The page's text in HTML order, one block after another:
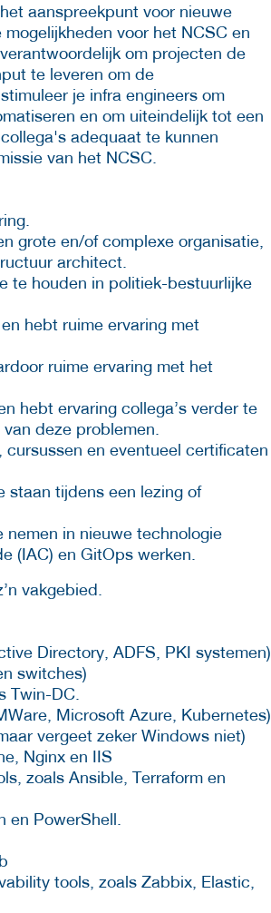
aanspreekpunt voor nieuwe
voor het NCSC en
om projecten de
te leveren om de
je infra engineers om
en om uiteindelijk tot een
adequaat te kunnen
van het NCSC.
grote en/of complexe organisatie,
architect.
te houden in politiek-bestuurlijke
hebt ruime ervaring met
ruime ervaring met het
hebt ervaring collega’s verder te
deze problemen.
en eventueel certificaten
staan tijdens een lezing of
in nieuwe technologie
(IAC) en GitOps werken.
vakgebied.
Directory, ADFS, PKI systemen)
switches)
Twin-DC.
Microsoft Azure, Kubernetes)
vergeet zeker Windows niet)
Nginx en IIS
zoals Ansible, Terraform en
en PowerShell.
tools, zoals Zabbix, Elastic,